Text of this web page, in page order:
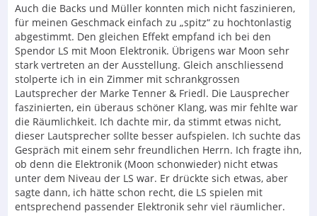
Auch die Backs und Müller konnten mich nicht faszinieren,
für meinen Geschmack einfach zu „spitz“ zu hochtonlastig
abgestimmt. Den gleichen Effekt empfand ich bei den
Spendor LS mit Moon Elektronik. Übrigens war Moon sehr
stark vertreten an der Ausstellung. Gleich anschliessend
stolperte ich in ein Zimmer mit schrankgrossen
Lautsprecher der Marke Tenner & Friedl. Die Lausprecher
faszinierten, ein überaus schöner Klang, was mir fehlte war
die Räumlichkeit. Ich dachte mir, da stimmt etwas nicht,
dieser Lautsprecher sollte besser aufspielen. Ich suchte das
Gespräch mit einem sehr freundlichen Herrn. Ich fragte ihn,
ob denn die Elektronik (Moon schonwieder) nicht etwas
unter dem Niveau der LS war. Er drückte sich etwas, aber
sagte dann, ich hätte schon recht, die LS spielen mit
entsprechend passender Elektronik sehr viel räumlicher.